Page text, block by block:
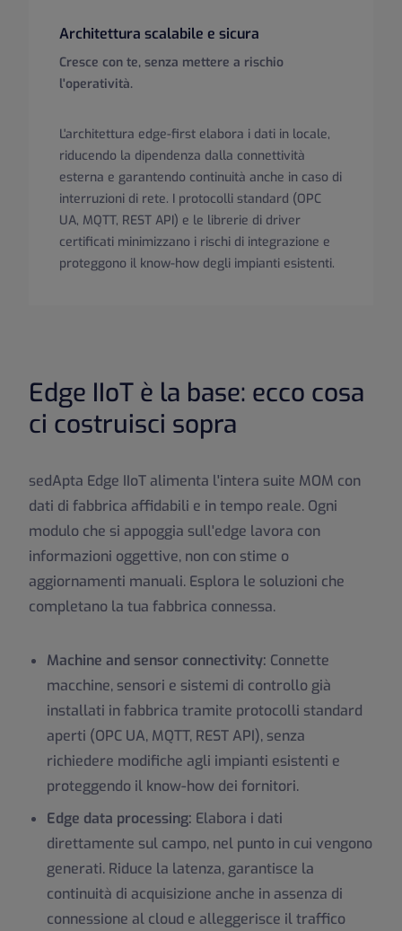
Architettura scalabile e sicura
Cresce con te, senza mettere a rischio
l'operatività.
L'architettura edge-first elabora i dati in locale,
riducendo la dipendenza dalla connettività
esterna e garantendo continuità anche in caso di
interruzioni di rete. I protocolli standard (OPC
UA, MQTT, REST API) e le librerie di driver
certificati minimizzano i rischi di integrazione e
proteggono il know-how degli impianti esistenti.
Edge IIoT è la base: ecco cosa
ci costruisci sopra
sedApta Edge IIoT alimenta l'intera suite MOM con
dati di fabbrica affidabili e in tempo reale. Ogni
modulo che si appoggia sull'edge lavora con
informazioni oggettive, non con stime o
aggiornamenti manuali. Esplora le soluzioni che
completano la tua fabbrica connessa.
Machine and sensor connectivity: Connette
macchine, sensori e sistemi di controllo già
installati in fabbrica tramite protocolli standard
aperti (OPC UA, MQTT, REST API), senza
richiedere modifiche agli impianti esistenti e
proteggendo il know-how dei fornitori.
Edge data processing: Elabora i dati
direttamente sul campo, nel punto in cui vengono
generati. Riduce la latenza, garantisce la
continuità di acquisizione anche in assenza di
connessione al cloud e alleggerisce il traffico